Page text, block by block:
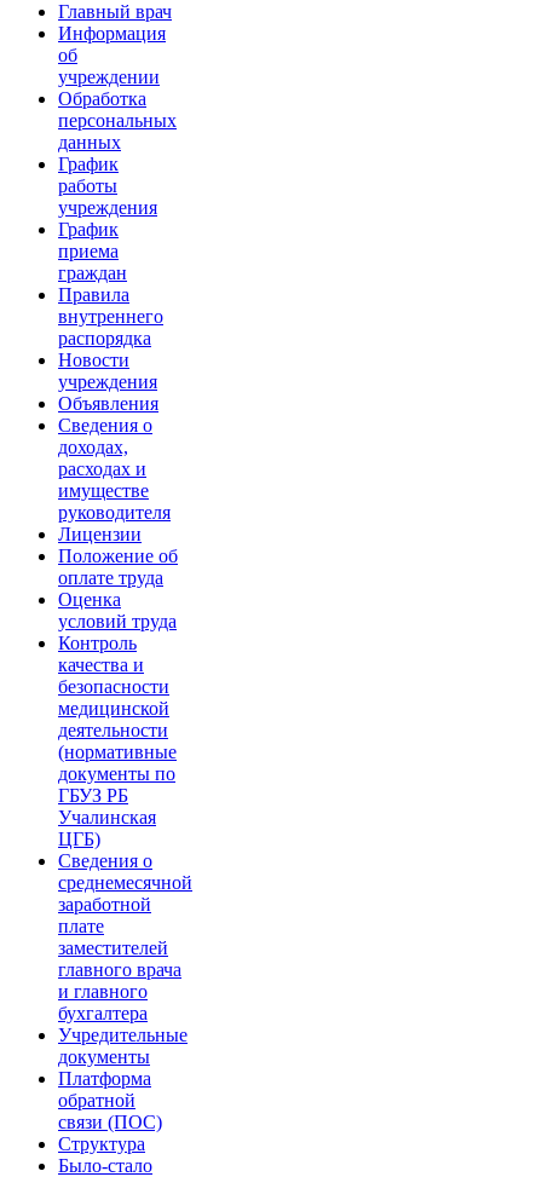
Главный врач
Информация
об
учреждении
Обработка
персональных
данных
График
работы
учреждения
График
приема
граждан
Правила
внутреннего
распорядка
Новости
учреждения
Объявления
Сведения о
доходах,
расходах и
имуществе
руководителя
Лицензии
Положение об
оплате труда
Оценка
условий труда
Контроль
качества и
безопасности
медицинской
деятельности
(нормативные
документы по
ГБУЗ РБ
Учалинская
ЦГБ)
Сведения о
среднемесячной
заработной
плате
заместителей
главного врача
и главного
бухгалтера
Учредительные
документы
Платформа
обратной
связи (ПОС)
Структура
Было-стало